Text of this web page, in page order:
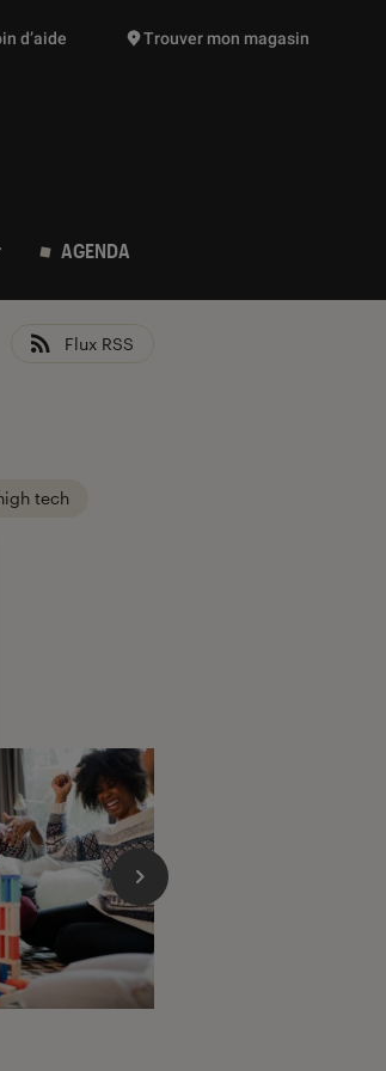
de produits vont vous être proposées
d’aide Trouver mon magasin
AGENDA
Flux RSS
tech